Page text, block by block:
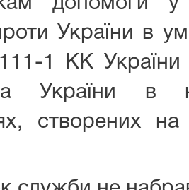
допомоги у
України в
1 КК України
України в
створених на